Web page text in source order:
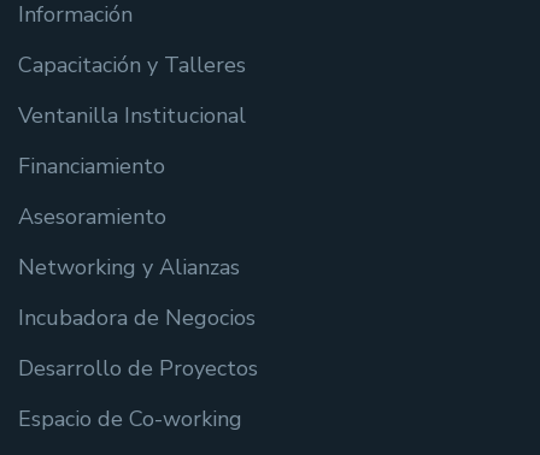
Información
Capacitación y Talleres
Ventanilla Institucional
Financiamiento
Asesoramiento
Networking y Alianzas
Incubadora de Negocios
Desarrollo de Proyectos
Espacio de Co-working